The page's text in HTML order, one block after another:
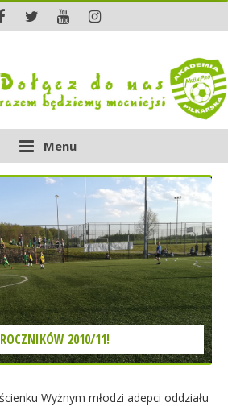
Menu
2010/11!
Wyżnym młodzi adepci oddziału